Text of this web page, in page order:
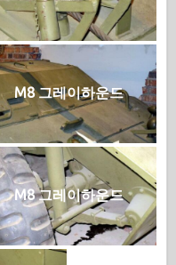
M8 그레이하운드
M8 그레이하운드